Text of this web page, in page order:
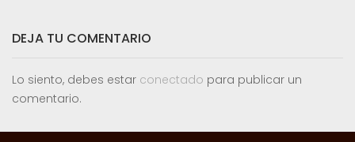
DEJA TU COMENTARIO
Lo siento, debes estar conectado para publicar un
comentario.